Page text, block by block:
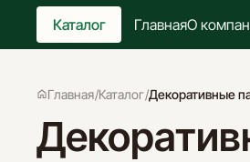
Каталог ГлавнаяО
Главная/Каталог/Декоративные